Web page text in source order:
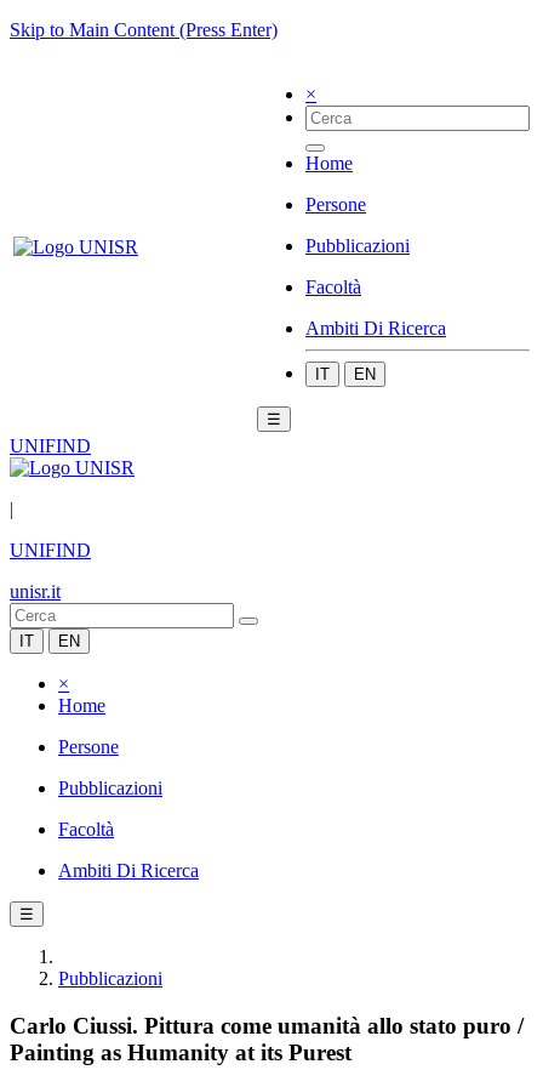
Skip to Main Content (Press Enter)
×
Home
Persone
Pubblicazioni
Facoltà
Ambiti Di Ricerca
IT EN
☰
UNIFIND
|
UNIFIND
unisr.it
IT EN
×
Home
Persone
Pubblicazioni
Facoltà
Ambiti Di Ricerca
☰
Pubblicazioni
Carlo Ciussi. Pittura come umanità allo stato puro /
Painting as Humanity at its Purest